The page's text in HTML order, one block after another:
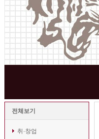
전체보기
취·창업